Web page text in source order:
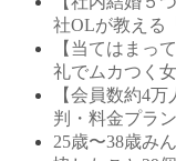
社OLが教える
【当てはまっ
礼でムカつく
【会員数約4
判・料金プラ
25歳〜38歳み